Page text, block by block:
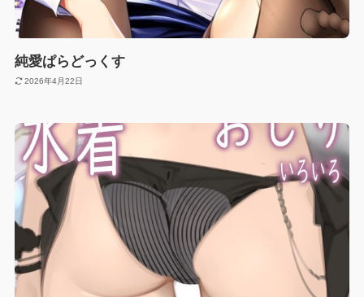
純愛ぱらどっくす
2026年4月22日